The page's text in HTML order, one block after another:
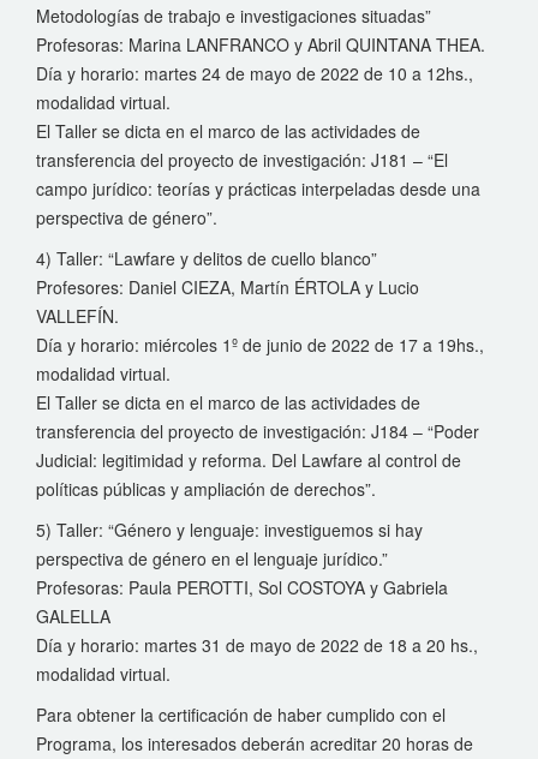
Metodologías de trabajo e investigaciones situadas”
Profesoras: Marina LANFRANCO y Abril QUINTANA THEA.
Día y horario: martes 24 de mayo de 2022 de 10 a 12hs.,
modalidad virtual.
El Taller se dicta en el marco de las actividades de
transferencia del proyecto de investigación: J181 – “El
campo jurídico: teorías y prácticas interpeladas desde una
perspectiva de género”.
4) Taller: “Lawfare y delitos de cuello blanco”
Profesores: Daniel CIEZA, Martín ÉRTOLA y Lucio
VALLEFÍN.
Día y horario: miércoles 1º de junio de 2022 de 17 a 19hs.,
modalidad virtual.
El Taller se dicta en el marco de las actividades de
transferencia del proyecto de investigación: J184 – “Poder
Judicial: legitimidad y reforma. Del Lawfare al control de
políticas públicas y ampliación de derechos”.
5) Taller: “Género y lenguaje: investiguemos si hay
perspectiva de género en el lenguaje jurídico.”
Profesoras: Paula PEROTTI, Sol COSTOYA y Gabriela
GALELLA
Día y horario: martes 31 de mayo de 2022 de 18 a 20 hs.,
modalidad virtual.
Para obtener la certificación de haber cumplido con el
Programa, los interesados deberán acreditar 20 horas de